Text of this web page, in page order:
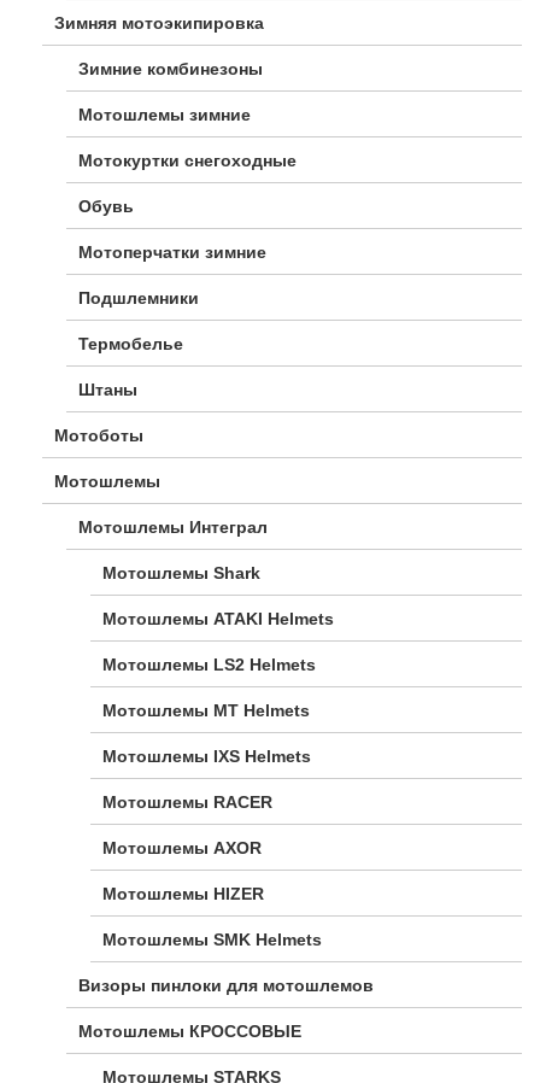
Зимняя мотоэкипировка
Зимние комбинезоны
Мотошлемы зимние
Мотокуртки снегоходные
Обувь
Мотоперчатки зимние
Подшлемники
Термобелье
Штаны
Мотоботы
Мотошлемы
Мотошлемы Интеграл
Мотошлемы Shark
Мотошлемы ATAKI Helmets
Мотошлемы LS2 Helmets
Мотошлемы MT Helmets
Мотошлемы IXS Helmets
Мотошлемы RACER
Мотошлемы AXOR
Мотошлемы HIZER
Мотошлемы SMK Helmets
Визоры пинлоки для мотошлемов
Мотошлемы КРОССОВЫЕ
Мотошлемы STARKS